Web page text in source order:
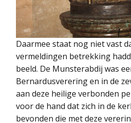
Daarmee staat nog niet vast
vermeldingen betrekking
beeld. De Munsterabdij was
Bernardusverering en in de
aan deze heilige verbonden
voor de hand dat zich in de
bevonden die met deze